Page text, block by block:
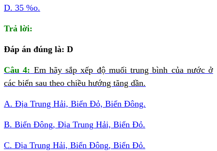
D. 35 %o.
Trả lời:
Đáp án đúng là: D
Câu 4: Em hãy sắp xếp độ muối trung bình của nước ở
các biển sau theo chiều hướng tăng dần.
A. Địa Trung Hải, Biển Đỏ, Biển Đông.
B. Biển Đông, Địa Trung Hải, Biển Đỏ.
C. Địa Trung Hải, Biển Đông, Biển Đỏ.